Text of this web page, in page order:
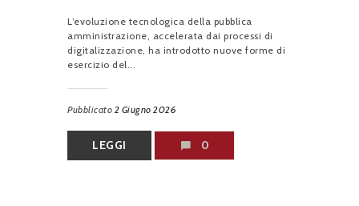
L’evoluzione tecnologica della pubblica
amministrazione, accelerata dai processi di
digitalizzazione, ha introdotto nuove forme di
esercizio del...
Pubblicato 2 Giugno 2026
LEGGI 0